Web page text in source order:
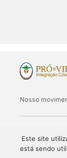
Nosso
Agenda
Este site
está sendo